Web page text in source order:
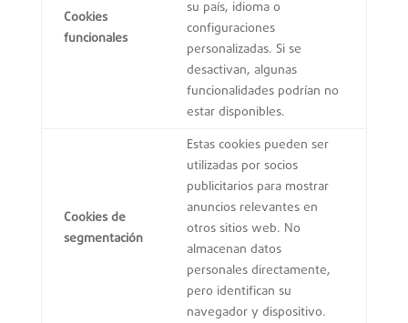
Cookies
funcionales
su país, idioma o
configuraciones
personalizadas. Si se
desactivan, algunas
funcionalidades podrían no
estar disponibles.
Cookies de
segmentación
Estas cookies pueden ser
utilizadas por socios
publicitarios para mostrar
anuncios relevantes en
otros sitios web. No
almacenan datos
personales directamente,
pero identifican su
navegador y dispositivo.